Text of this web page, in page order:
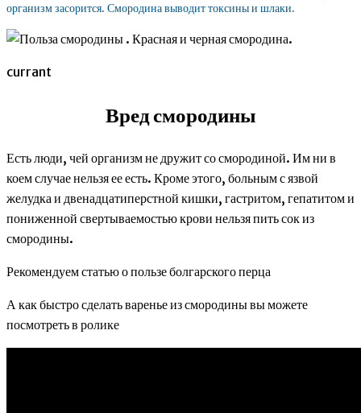
организм засорится. Смородина выводит токсины и шлаки.
currant
Вред смородины
Есть люди, чей организм не дружит со смородиной. Им ни в
коем случае нельзя ее есть. Кроме этого, больным с язвой
желудка и двенадцатиперстной кишки, гастритом, гепатитом и
пониженной свертываемостью крови нельзя пить сок из
смородины.
Рекомендуем статью о пользе болгарского перца
А как быстро сделать варенье из смородины вы можете
посмотреть в ролике